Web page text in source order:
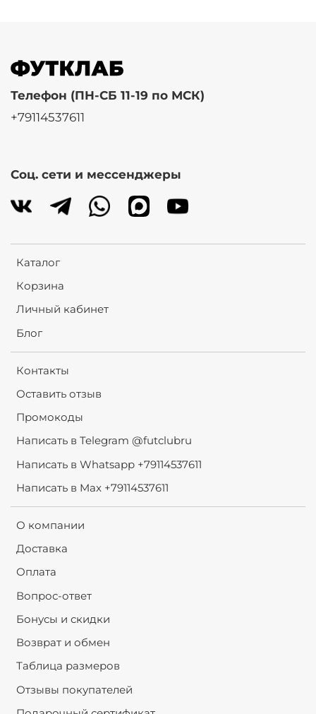
Каталог
Корзина
Личный кабинет
Блог
Контакты
Оставить отзыв
Промокоды
Написать в Telegram @futclubru
Написать в Whatsapp +79114537611
Написать в Max +79114537611
О компании
Доставка
Оплата
Вопрос-ответ
Бонусы и скидки
Возврат и обмен
Таблица размеров
Отзывы покупателей
Телефон (ПН-СБ 11-19 по МСК)
+79114537611
Соц. сети и мессенджеры